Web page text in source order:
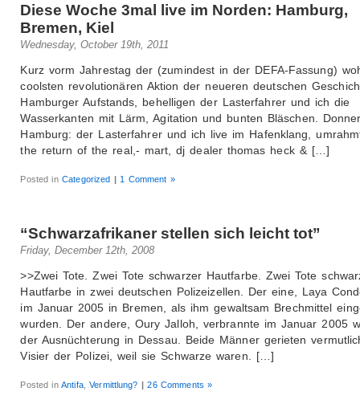
Diese Woche 3mal live im Norden: Hamburg,
Bremen, Kiel
Wednesday, October 19th, 2011
Kurz vorm Jahrestag der (zumindest in der DEFA-Fassung)
coolsten revolutionären Aktion der neueren deutschen
Hamburger Aufstands, behelligen der Lasterfahrer und ich die
Wasserkanten mit Lärm, Agitation und bunten Bläschen.
Hamburg: der Lasterfahrer und ich live im Hafenklang,
the return of the real,- mart, dj dealer thomas heck & […]
Posted inCategorized | 1 Comment »
“Schwarzafrikaner stellen sich leicht tot”
Friday, December 12th, 2008
>>Zwei Tote. Zwei Tote schwarzer Hautfarbe. Zwei Tote
Hautfarbe in zwei deutschen Polizeizellen. Der eine, Laya
im Januar 2005 in Bremen, als ihm gewaltsam Brechmittel
wurden. Der andere, Oury Jalloh, verbrannte im Januar 2005
der Ausnüchterung in Dessau. Beide Männer gerieten
Visier der Polizei, weil sie Schwarze waren. […]
Posted inAntifa,Vermittlung? | 26 Comments »